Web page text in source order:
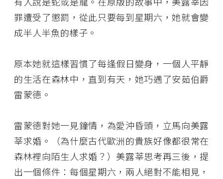
罪遭受了懲罰，從此只要每到星期六，她就會變
成半人半魚的樣子。
原本她就這樣習慣了每逢假日變身，一個人平靜
的生活在森林中，直到有天，她巧遇了安茹伯爵
雷蒙德。
雷蒙德對她一見鐘情，為愛沖昏頭，立馬向美露
莘求婚。（為什麼古代歐洲的貴族好像都很常在
森林裡向陌生人求婚？）美露莘思考再三後，提
出一個條件：每個星期六，兩人絕對不能相見，